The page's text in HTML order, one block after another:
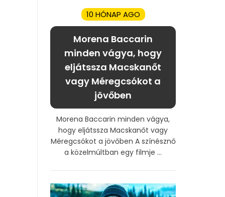
10 HÓNAP AGO
Morena Baccarin
minden vágya, hogy
eljátssza Macskanőt
vagy Méregcsókot a
jövőben
Morena Baccarin minden vágya,
hogy eljátssza Macskanőt vagy
Méregcsókot a jövőben A színésznő
a közelmúltban egy filmje ...